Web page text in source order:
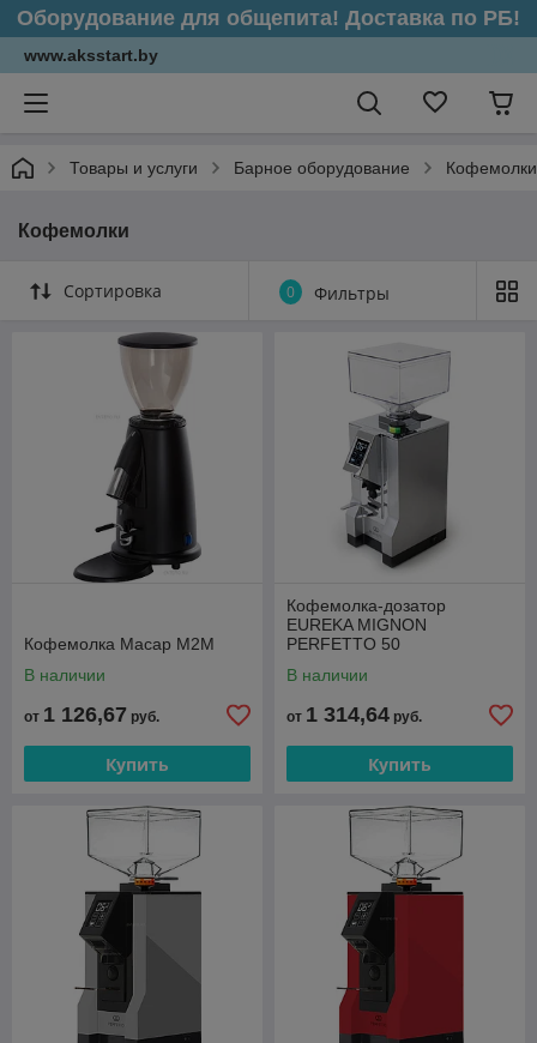
Оборудование для общепита! Доставка по РБ!
www.aksstart.by
Товары и услуги Барное оборудование Кофемолки
Кофемолки
Сортировка 0 Фильтры
Кофемолка Macap M2M
В наличии
от 1 126,67 руб.
Купить
Кофемолка-дозатор
EUREKA MIGNON
PERFETTO 50
В наличии
от 1 314,64 руб.
Купить